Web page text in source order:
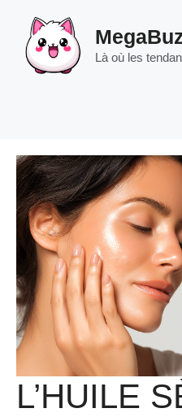
contenu
Là où les
L’HUILE